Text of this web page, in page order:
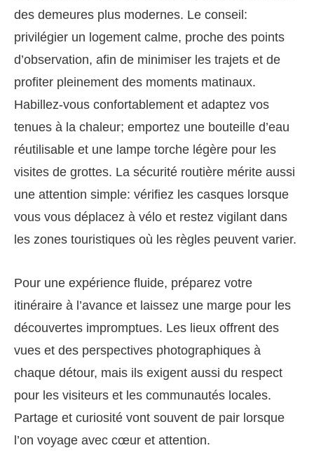
des demeures plus modernes. Le conseil:
privilégier un logement calme, proche des points
d’observation, afin de minimiser les trajets et de
profiter pleinement des moments matinaux.
Habillez-vous confortablement et adaptez vos
tenues à la chaleur; emportez une bouteille d’eau
réutilisable et une lampe torche légère pour les
visites de grottes. La sécurité routière mérite aussi
une attention simple: vérifiez les casques lorsque
vous vous déplacez à vélo et restez vigilant dans
les zones touristiques où les règles peuvent varier.
Pour une expérience fluide, préparez votre
itinéraire à l’avance et laissez une marge pour les
découvertes impromptues. Les lieux offrent des
vues et des perspectives photographiques à
chaque détour, mais ils exigent aussi du respect
pour les visiteurs et les communautés locales.
Partage et curiosité vont souvent de pair lorsque
l’on voyage avec cœur et attention.